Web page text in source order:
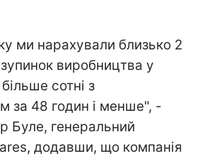
ми нарахували близько 2
виробництва у
більше сотні з
за 48 годин і менше", -
Буле, генеральний
додавши, що компанія